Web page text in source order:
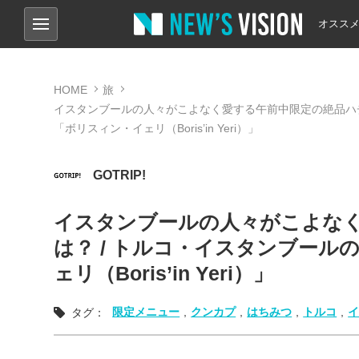
オスス
HOME
旅
イスタンブールの人々がこよなく愛する午前中限定の絶品
「ボリスィン・イェリ（Boris’in Yeri）」
GOTRIP!
イスタンブールの人々がこよな
は？ / トルコ・イスタンブール
ェリ（Boris’in Yeri）」
タグ： 限定メニュー クンカプ はちみつ トルコ